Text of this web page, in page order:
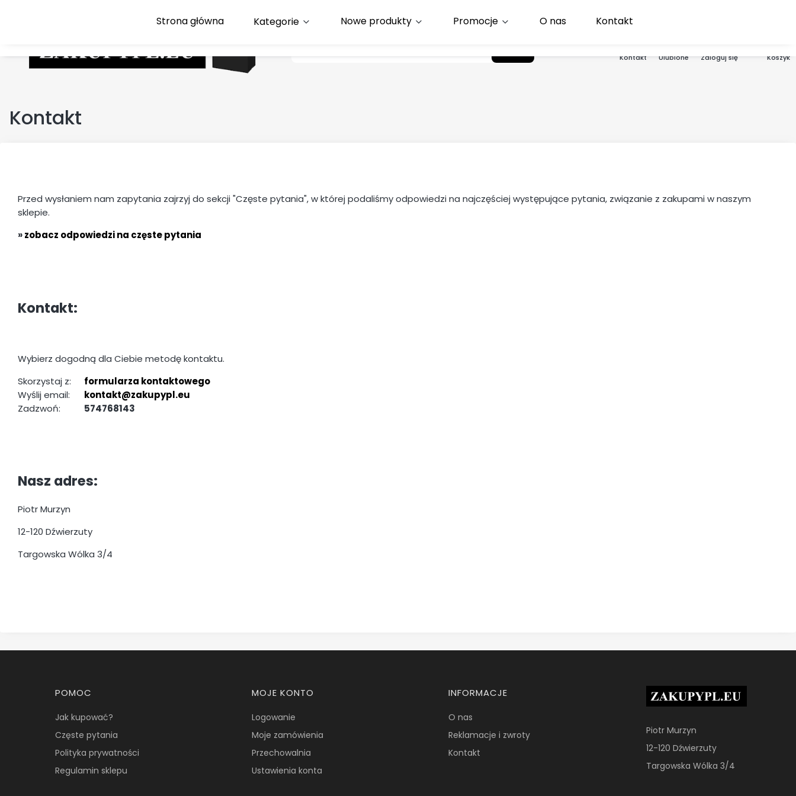
Kontakt Ulubione Zaloguj się Koszyk
Strona główna Nowe produkty Promocje O nas Kontakt
Kontakt
Przed wysłaniem nam zapytania zajrzyj do sekcji "Częste pytania", w której podaliśmy odpowiedzi na najczęściej występujące pytania, związanie z zakupami w naszym
sklepie.
»zobacz odpowiedzi na częste pytania
Kontakt:
Wybierz dogodną dla Ciebie metodę kontaktu.
Skorzystaj z:
formularza kontaktowego
Wyślij email: kontakt@zakupypl.eu
Zadzwoń:
574768143
Nasz adres:
Piotr Murzyn
12-120 Dźwierzuty
Targowska Wólka 3/4
Linki w stopce
POMOC
Jak kupować?
Częste pytania
Polityka prywatności
Regulamin sklepu
MOJE KONTO
Logowanie
Moje zamówienia
Przechowalnia
Ustawienia konta
INFORMACJE
O nas
Reklamacje i zwroty
Kontakt
Piotr Murzyn
12-120 Dźwierzuty
Targowska Wólka 3/4